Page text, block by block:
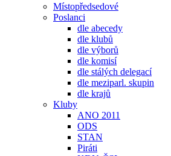
Místopředsedové
Poslanci
dle abecedy
dle klubů
dle výborů
dle komisí
dle stálých delegací
dle meziparl. skupin
dle krajů
Kluby
ANO 2011
ODS
STAN
Piráti